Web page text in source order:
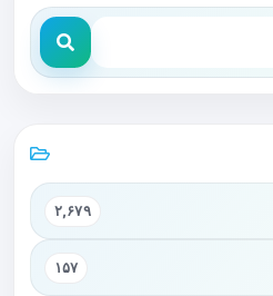
۲,۶۷۹
۱۵۷